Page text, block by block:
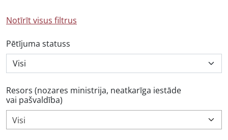
Notīrīt visus filtrus
Pētījuma statuss
Resors (nozares ministrija, neatkarīga iestāde
vai pašvaldība)
Visi